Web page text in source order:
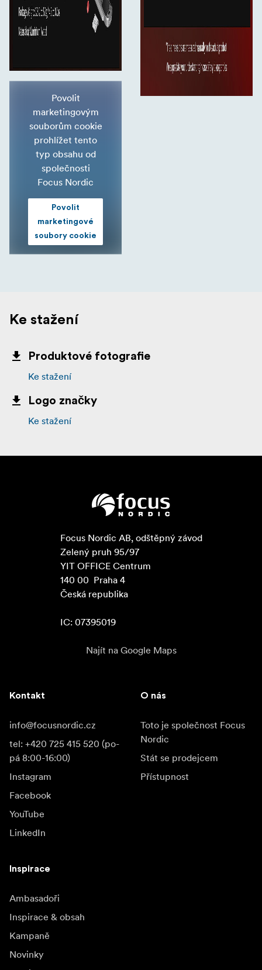
Povolit
marketingovým
souborům cookie
prohlížet tento
typ obsahu od
společnosti
Focus Nordic
Povolit
marketingové
soubory cookie
Ke stažení
Produktové fotografie
Ke stažení
Logo značky
Ke stažení
Focus Nordic AB, odštěpný závod
Zelený pruh 95/97
YIT OFFICE Centrum
140 00  Praha 4
Česká republika
IC: 07395019
Najít na Google Maps
Kontakt
info@focusnordic.cz
tel: +420 725 415 520 (po-
pá 8:00-16:00)
Instagram
Facebook
YouTube
LinkedIn
O nás
Toto je společnost Focus
Nordic
Stát se prodejcem
Přístupnost
Inspirace
Ambasadoři
Inspirace & obsah
Kampaně
Novinky